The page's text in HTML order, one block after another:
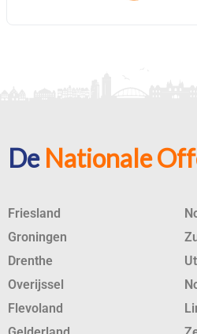
De Nationale
Friesland
Groningen
Drenthe
Overijssel
Flevoland